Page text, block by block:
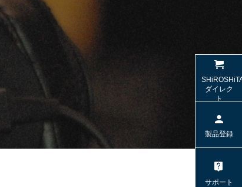
【SW-HS10 / SW-TR2】名機SW-HP10
sの「極上の音」を受け継ぐヘッドセッ
ト
特集＆コラム
【SW-W1
する2.1ch
特集＆コラ
ダイレク
ト
製品登録
サポート